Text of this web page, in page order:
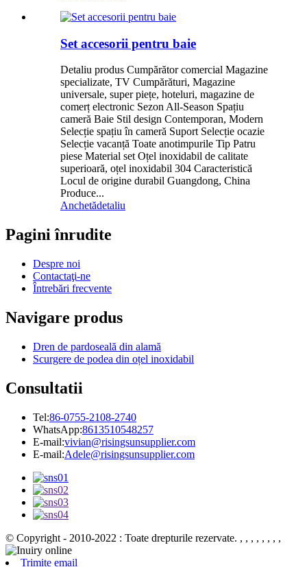
Set accesorii pentru baie
Detaliu produs Cumpărător comercial Magazine
specializate, TV Cumpărături, Magazine
universale, super piețe, hoteluri, magazine de
comerț electronic Sezon All-Season Spațiu
cameră Baie Stil design Contemporan, Modern
Selecție spațiu în cameră Suport Selecție ocazie
Selecție vacanță Toate anotimpurile Tip Patru
piese Material set Oțel inoxidabil de calitate
superioară, oțel inoxidabil 304 Caracteristică
Locul de origine durabil Guangdong, China
Produce...
Anchetădetaliu
Pagini înrudite
Despre noi
Contactaţi-ne
Întrebări frecvente
Navigare produs
Dren de pardoseală din alamă
Scurgere de podea din oțel inoxidabil
Consultatii
Tel:86-0755-2108-2740
WhatsApp:8613510548257
E-mail:vivian@risingsunsupplier.com
E-mail:Adele@risingsunsupplier.com
© Copyright - 2010-2022 : Toate drepturile rezervate. , , , , , , , ,
Trimite email